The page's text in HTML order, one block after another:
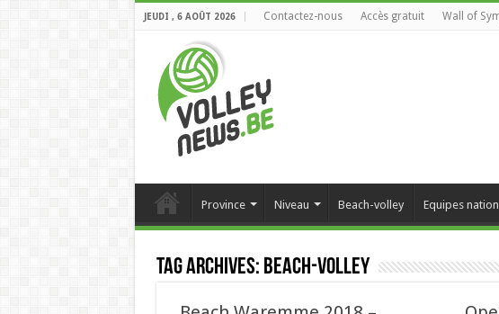
JEUDI , 6 AOÛT 2026 Contactez-nous Accès gratuit Wall of
Province Niveau Beach-volley Equipes
Tag Archives: beach-volley